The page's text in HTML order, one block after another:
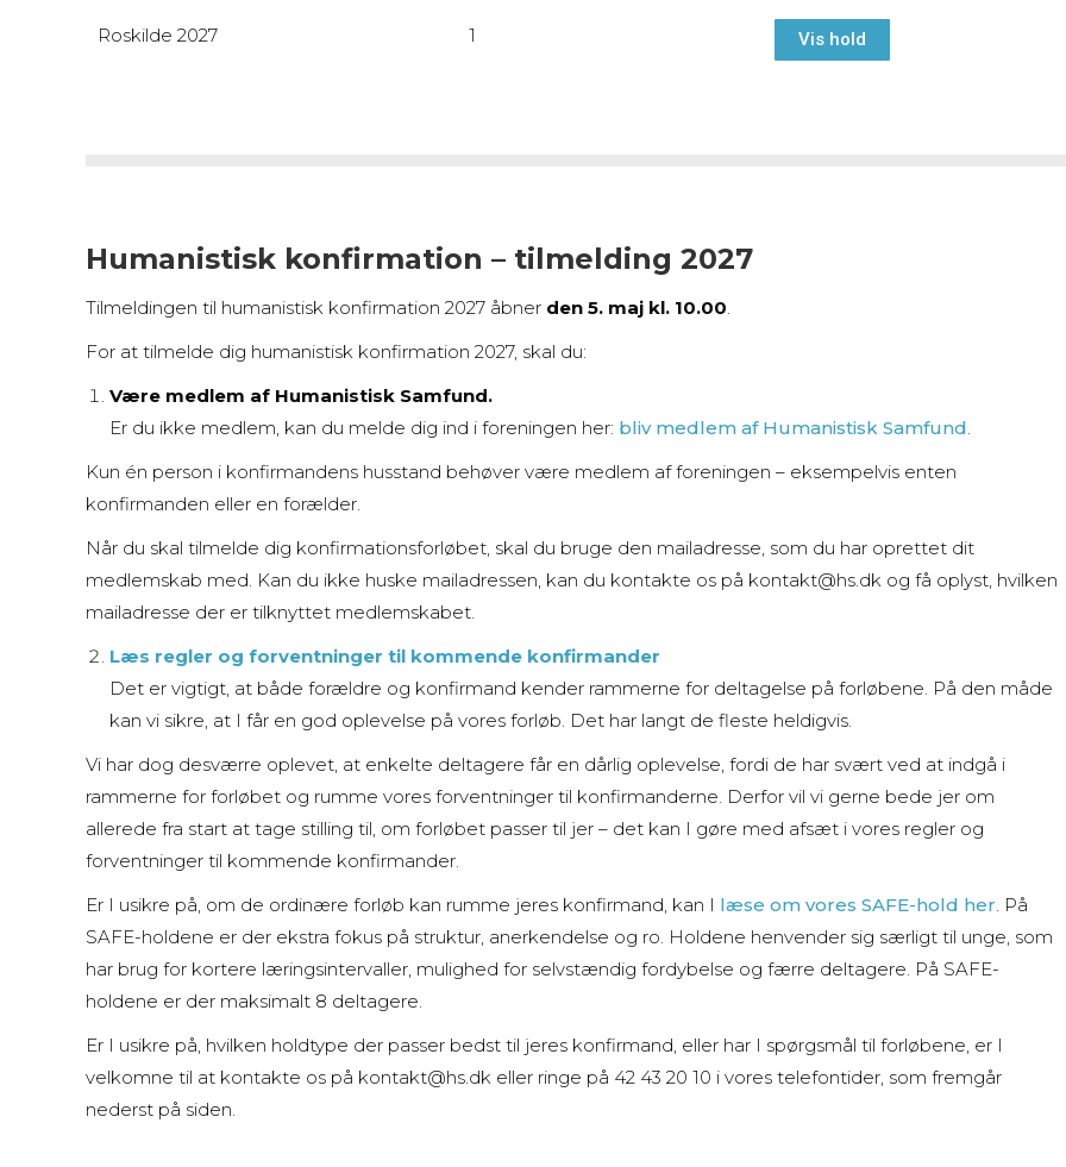
Roskilde 2027 1 Vis hold
Humanistisk konfirmation – tilmelding 2027
Tilmeldingen til humanistisk konfirmation 2027 åbner den 5. maj kl. 10.00.
For at tilmelde dig humanistisk konfirmation 2027, skal du:
Være medlem af Humanistisk Samfund.
Er du ikke medlem, kan du melde dig ind i foreningen her: bliv medlem af Humanistisk Samfund.
Kun én person i konfirmandens husstand behøver være medlem af foreningen – eksempelvis enten
konfirmanden eller en forælder.
Når du skal tilmelde dig konfirmationsforløbet, skal du bruge den mailadresse, som du har oprettet dit
medlemskab med. Kan du ikke huske mailadressen, kan du kontakte os på kontakt@hs.dk og få oplyst, hvilken
mailadresse der er tilknyttet medlemskabet.
Læs regler og forventninger til kommende konfirmander
Det er vigtigt, at både forældre og konfirmand kender rammerne for deltagelse på forløbene. På den måde
kan vi sikre, at I får en god oplevelse på vores forløb. Det har langt de fleste heldigvis.
Vi har dog desværre oplevet, at enkelte deltagere får en dårlig oplevelse, fordi de har svært ved at indgå i
rammerne for forløbet og rumme vores forventninger til konfirmanderne. Derfor vil vi gerne bede jer om
allerede fra start at tage stilling til, om forløbet passer til jer – det kan I gøre med afsæt i vores regler og
forventninger til kommende konfirmander.
Er I usikre på, om de ordinære forløb kan rumme jeres konfirmand, kan I læse om vores SAFE-hold her. På
SAFE-holdene er der ekstra fokus på struktur, anerkendelse og ro. Holdene henvender sig særligt til unge, som
har brug for kortere læringsintervaller, mulighed for selvstændig fordybelse og færre deltagere. På SAFE-
holdene er der maksimalt 8 deltagere.
Er I usikre på, hvilken holdtype der passer bedst til jeres konfirmand, eller har I spørgsmål til forløbene, er I
velkomne til at kontakte os på kontakt@hs.dk eller ringe på 42 43 20 10 i vores telefontider, som fremgår
nederst på siden.